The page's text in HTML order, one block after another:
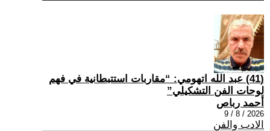
(41) عبد الله اتهومي: “مقاربات استتبطانية في فهم
لوحات الفن التشكيلي”
أحمد رباص
2026 / 8 / 9
الادب والفن